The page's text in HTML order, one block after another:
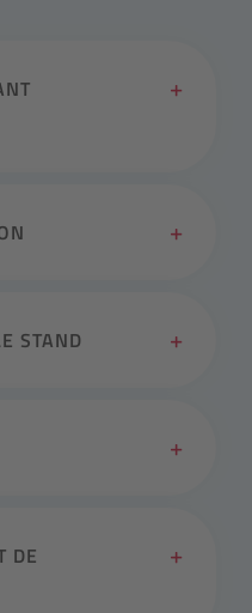
STAND
DE